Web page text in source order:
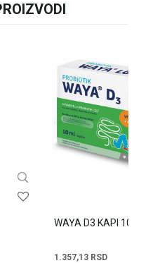
WAYA D3 KAPI 10ML
1.357,13 RSD